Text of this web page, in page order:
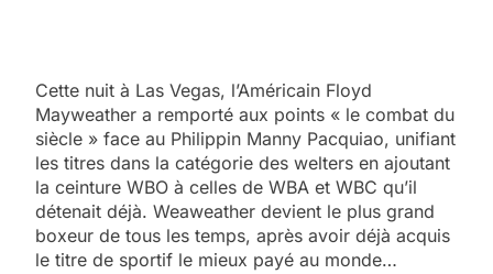
Cette nuit à Las Vegas, l’Américain Floyd
Mayweather a remporté aux points « le combat du
siècle » face au Philippin Manny Pacquiao, unifiant
les titres dans la catégorie des welters en ajoutant
la ceinture WBO à celles de WBA et WBC qu’il
détenait déjà. Weaweather devient le plus grand
boxeur de tous les temps, après avoir déjà acquis
le titre de sportif le mieux payé au monde…